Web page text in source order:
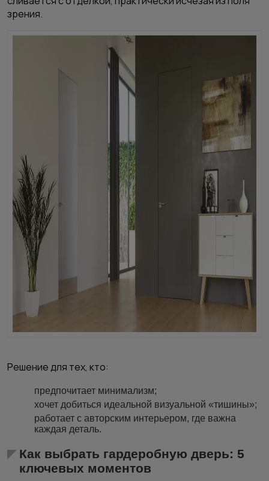
зрения.
Решение для тех, кто:
предпочитает минимализм;
хочет добиться идеальной визуальной «тишины»;
работает с авторским интерьером, где важна
каждая деталь.
Как выбрать гардеробную дверь: 5
ключевых моментов